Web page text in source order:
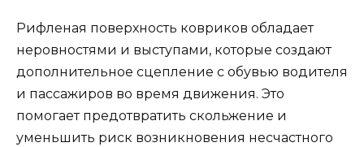
Рифленая поверхность ковриков обладает
неровностями и выступами, которые создают
дополнительное сцепление с обувью водителя
и пассажиров во время движения. Это
помогает предотвратить скольжение и
уменьшить риск возникновения несчастного